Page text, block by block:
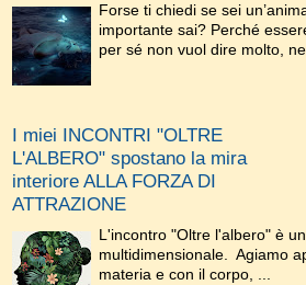
Forse ti chiedi se sei
importante sai? Perché
per sé non vuol dire molto,
I miei INCONTRI "OLTRE
L'ALBERO" spostano la mira
interiore ALLA FORZA DI
ATTRAZIONE
L'incontro "Oltre l'albero" è
multidimensionale. Agiamo
materia e con il corpo, ...